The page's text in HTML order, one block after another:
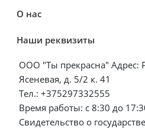
О нас
Наши реквизиты
ООО "Ты прекрасна" Адрес:
Ясеневая, д. 5/2 к. 41
Тел.: +375297332555
Время работы: с 8:30 до
Свидетельство о